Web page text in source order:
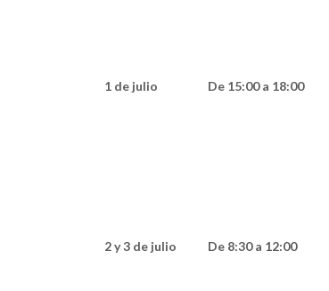
1 de julio De 15:00 a 18:00
2 y 3 de julio De 8:30 a 12:00